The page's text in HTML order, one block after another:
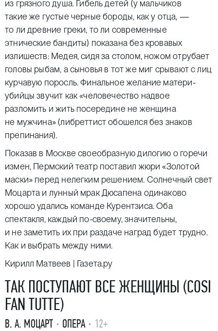
из грязного душа. Гибель детей (у мальчиков
такие же густые черные бороды, как у отца, —
то ли древние греки, то ли современные
этнические бандиты) показана без кровавых
излишеств: Медея, сидя за столом, ножом отрубает
головы рыбам, а сыновья в тот же миг срывают с лиц
курчавую поросль. Финальное желание матери-
убийцы звучит как «человечество надвое
разломить и жить посередине не женщина
не мужчина» (либреттист обошелся без знаков
препинания).
Показав в Москве своеобразную дилогию о горечи
измен, Пермский театр поставил жюри «Золотой
маски» перед нелегким решением. Солнечный свет
Моцарта и лунный мрак Дюсапена одинаково
хорошо удались команде Курентзиса. Оба
спектакля, каждый по-своему, значительны,
и не заметить их при раздаче наград будет трудно.
Как и выбрать между ними.
Кирилл Матвеев | Газета.ру
ТАК ПОСТУПАЮТ ВСЕ ЖЕНЩИНЫ (COSI
FAN TUTTE)
В. А. МОЦАРТ ОПЕРА 12+